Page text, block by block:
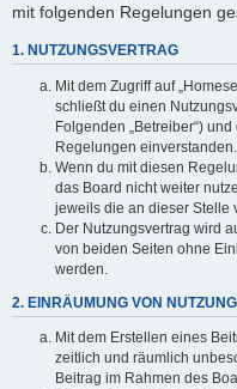
mit folgenden Regelungen
1. NUTZUNGSVERTRAG
Mit dem Zugriff auf
schließt du einen
Folgenden „Betreiber“)
Regelungen einverstanden.
Wenn du mit diesen
das Board nicht weiter
jeweils die an dieser Stelle
Der Nutzungsvertrag wird
von beiden Seiten ohne
werden.
2. EINRÄUMUNG VON
Mit dem Erstellen eines
zeitlich und räumlich
Beitrag im Rahmen des